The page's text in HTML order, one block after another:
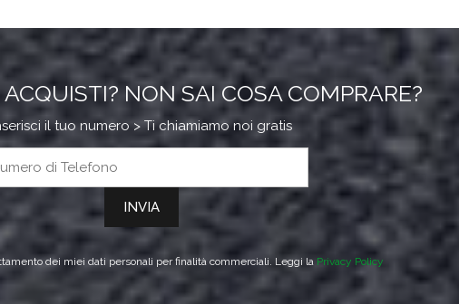
NON SAI COSA COMPRARE?
il tuo numero > Ti chiamiamo noi gratis
dei miei dati personali per finalità commerciali. Leggi la Privacy Policy